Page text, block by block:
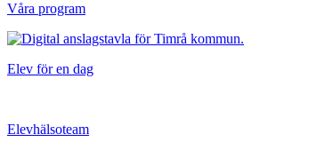
Våra program
Elev för en dag
Elevhälsoteam